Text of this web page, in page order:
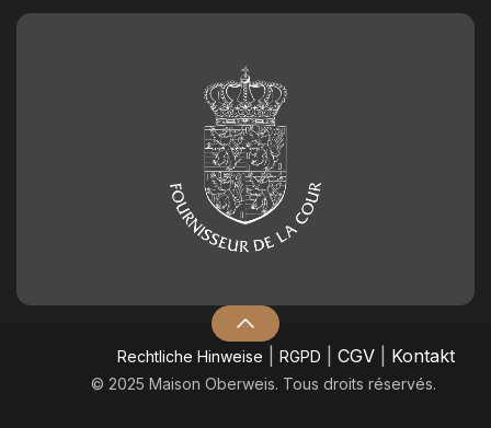
​Rechtliche Hinweise RGPD CGV| Kontakt
© 2025 Maison Oberweis. Tous droits réservés.